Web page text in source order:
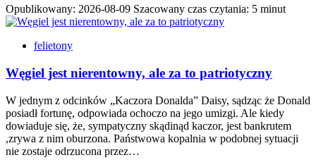
Opublikowany: 2026-08-09 Szacowany czas czytania: 5 minut
felietony
Węgiel jest nierentowny, ale za to patriotyczny
W jednym z odcinków „Kaczora Donalda” Daisy, sądząc że Donald
posiadł fortunę, odpowiada ochoczo na jego umizgi. Ale kiedy
dowiaduje się, że, sympatyczny skądinąd kaczor, jest bankrutem
,zrywa z nim oburzona. Państwowa kopalnia w podobnej sytuacji
nie zostaje odrzucona przez…